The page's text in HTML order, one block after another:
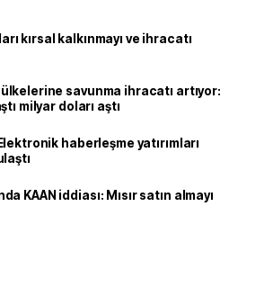
kırsal kalkınmayı ve ihracatı
savunma ihracatı artıyor:
milyar doları aştı
haberleşme yatırımları
KAAN iddiası: Mısır satın almayı